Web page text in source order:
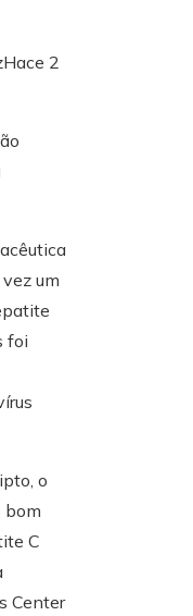
Hace 2
um
foi
o
bom
C
Center